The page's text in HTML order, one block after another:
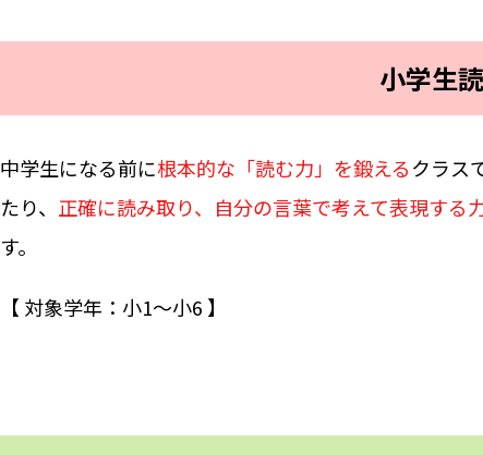
小学生
中学生になる前に根本的な「読む力」を鍛えるクラス
たり、 正確に読み取り、自分の言葉で考えて表現する
す。
【 対象学年：小1〜小6 】